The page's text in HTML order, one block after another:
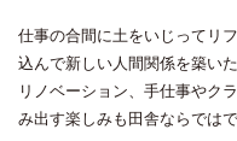
仕事の合間に土をいじってリ
込んで新しい人間関係を築い
リノベーション、手仕事やク
み出す楽しみも田舎ならではで